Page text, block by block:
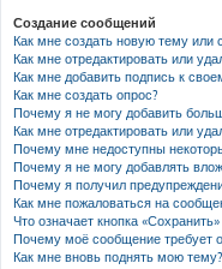
Создание сообщений
Как мне создать новую тему или
Как мне отредактировать или
Как мне добавить подпись к
Как мне создать опрос?
Почему я не могу добавить
Как мне отредактировать или
Почему мне недоступны
Почему я не могу добавлять
Почему я получил
Как мне пожаловаться на
Что означает кнопка
Почему моё сообщение требует
Как мне вновь поднять мою тему?